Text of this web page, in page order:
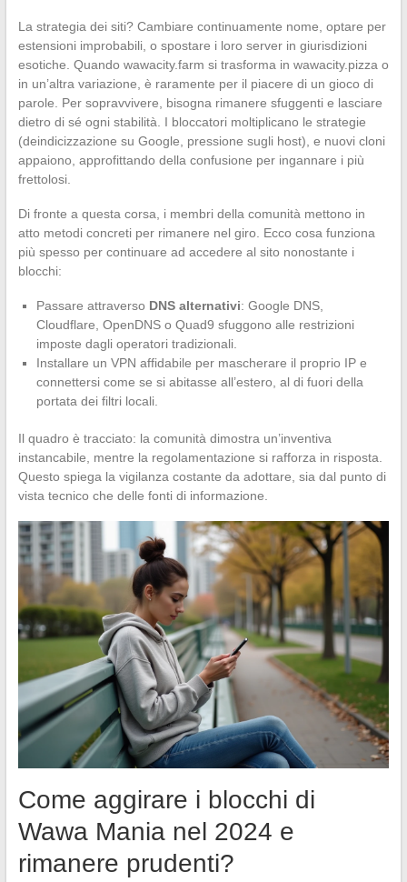
La strategia dei siti? Cambiare continuamente nome, optare per
estensioni improbabili, o spostare i loro server in giurisdizioni
esotiche. Quando wawacity.farm si trasforma in wawacity.pizza o
in un’altra variazione, è raramente per il piacere di un gioco di
parole. Per sopravvivere, bisogna rimanere sfuggenti e lasciare
dietro di sé ogni stabilità. I bloccatori moltiplicano le strategie
(deindicizzazione su Google, pressione sugli host), e nuovi cloni
appaiono, approfittando della confusione per ingannare i più
frettolosi.
Di fronte a questa corsa, i membri della comunità mettono in
atto metodi concreti per rimanere nel giro. Ecco cosa funziona
più spesso per continuare ad accedere al sito nonostante i
blocchi:
Passare attraverso DNS alternativi: Google DNS,
Cloudflare, OpenDNS o Quad9 sfuggono alle restrizioni
imposte dagli operatori tradizionali.
Installare un VPN affidabile per mascherare il proprio IP e
connettersi come se si abitasse all’estero, al di fuori della
portata dei filtri locali.
Il quadro è tracciato: la comunità dimostra un’inventiva
instancabile, mentre la regolamentazione si rafforza in risposta.
Questo spiega la vigilanza costante da adottare, sia dal punto di
vista tecnico che delle fonti di informazione.
Come aggirare i blocchi di
Wawa Mania nel 2024 e
rimanere prudenti?